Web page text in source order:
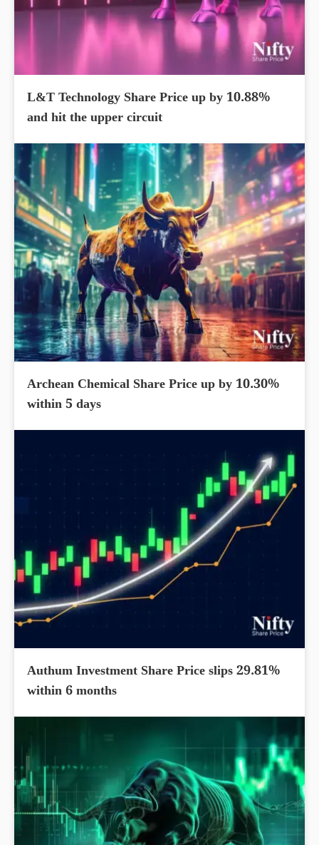
L&T Technology Share Price up by 10.88%
and hit the upper circuit
Archean Chemical Share Price up by 10.30%
within 5 days
Authum Investment Share Price slips 29.81%
within 6 months